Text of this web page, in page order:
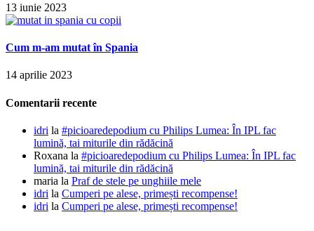
13 iunie 2023
Cum m-am mutat în Spania
14 aprilie 2023
Comentarii recente
idri la #picioaredepodium cu Philips Lumea: În IPL fac
lumină, tai miturile din rădăcină
Roxana la #picioaredepodium cu Philips Lumea: În IPL fac
lumină, tai miturile din rădăcină
maria la Praf de stele pe unghiile mele
idri la Cumperi pe alese, primești recompense!
idri la Cumperi pe alese, primești recompense!